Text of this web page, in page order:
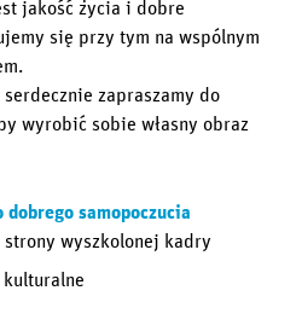
jakość życia i dobre
się przy tym na wspólnym
zapraszamy do
wyrobić sobie własny obraz
dobrego samopoczucia
wyszkolonej kadry